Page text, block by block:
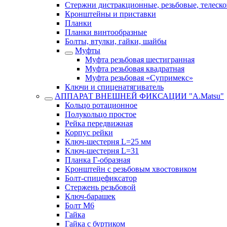
Стержни дистракционные, резьбовые,
Кронштейны и приставки
Планки
Планки винтообразные
Болты, втулки, гайки, шайбы
Муфты
Муфта резьбовая шестигранная
Муфта резьбовая квадратная
Муфта резьбовая «Супримекс»
Ключи и спиценатягиватель
АППАРАТ ВНЕШНЕЙ ФИКСАЦИИ "A.Matsu"
Кольцо ротационное
Полукольцо простое
Рейка передвижная
Корпус рейки
Ключ-шестерня L=25 мм
Ключ-шестерня L=31
Планка Г-образная
Кронштейн с резьбовым хвостовиком
Болт-спицефиксатор
Стержень резьбовой
Ключ-барашек
Болт М6
Гайка
Гайка с буртиком